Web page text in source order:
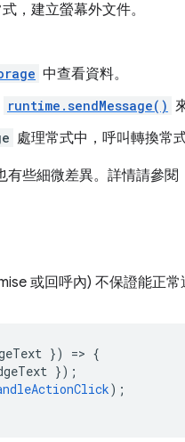
，建立螢幕外文件。
中查看資料。
runtime.sendMessage()
處理常式中，呼叫轉換常式
有些細微差異。詳情請參閱
或回呼內) 不保證能正常
}) => {
});
);